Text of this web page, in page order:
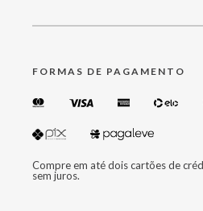
FORMAS DE PAGAMENTO
Compre em até dois cartões de
sem juros.